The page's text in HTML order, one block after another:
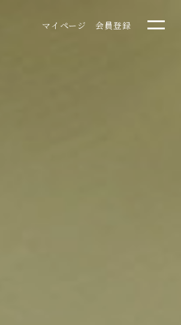
マイページ 会員登録